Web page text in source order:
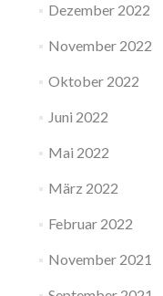
Dezember 2022
November 2022
Oktober 2022
Juni 2022
Mai 2022
März 2022
Februar 2022
November 2021